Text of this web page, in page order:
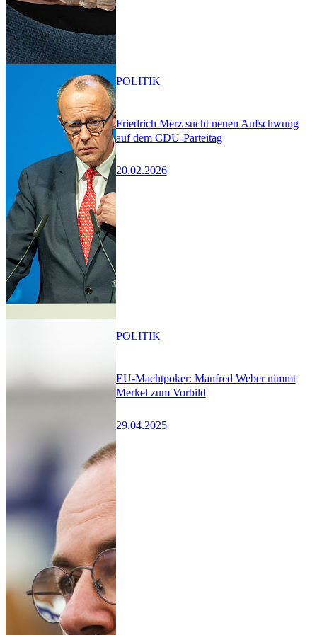
Friedrich Merz sucht neuen Aufschwung
auf dem CDU-Parteitag
20.02.2026
POLITIK
EU-Machtpoker: Manfred Weber nimmt
Merkel zum Vorbild
29.04.2025
POLITIK